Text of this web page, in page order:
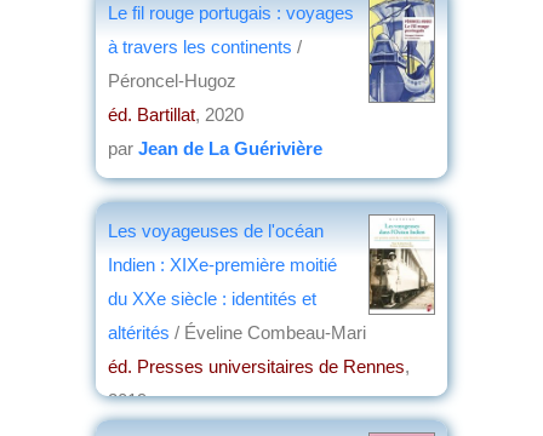
Le fil rouge portugais : voyages
à travers les continents /
Péroncel-Hugoz
éd. Bartillat, 2020
par Jean de La Guérivière
Les voyageuses de l'océan
Indien : XIXe-première moitié
du XXe siècle : identités et
altérités / Éveline Combeau-Mari
éd. Presses universitaires de Rennes,
2019